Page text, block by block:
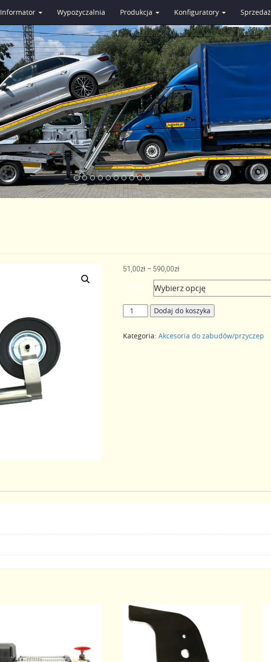
Informator Wypożyczalnia Produkcja Konfiguratory Sprzedaż
51,00zł – 590,00złZakres
cen:
od
do
ilość
Koło
Dodaj do koszyka
Kategoria:Akcesoria do zabudów/przyczep